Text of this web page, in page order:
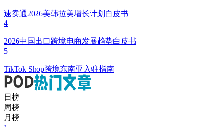
速卖通2026美韩拉美增长计划白皮书
4
2026中国出口跨境电商发展趋势白皮书
5
TikTok Shop跨境东南亚入驻指南
日榜
周榜
月榜